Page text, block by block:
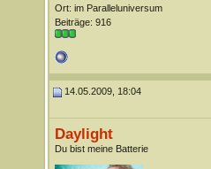
Ort: im Paralleluniversum
Beiträge: 916
14.05.2009, 18:04
Daylight
Du bist meine Batterie